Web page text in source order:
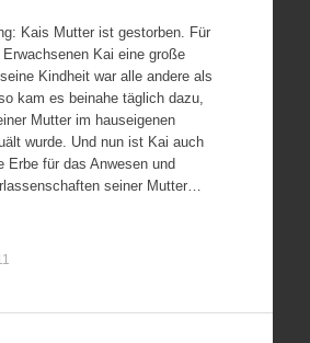
Kais Mutter ist gestorben. Für
Kai eine große
Kindheit war alle andere als
kam es beinahe täglich dazu,
Mutter im hauseigenen
wurde. Und nun ist Kai auch
Erbe für das Anwesen und
seiner Mutter…